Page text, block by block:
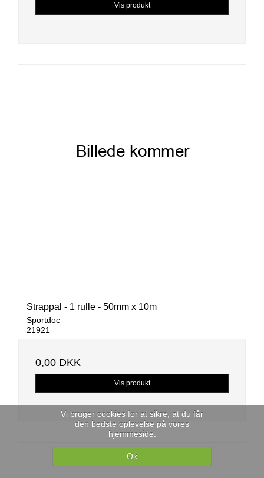
Vis produkt
Strappal - 1 rulle - 50mm x 10m
Sportdoc
21921
0,00 DKK
Vis produkt
Vi bruger cookies for at sikre, at du får
den bedste oplevelse på vores
hjemmeside.
Ok